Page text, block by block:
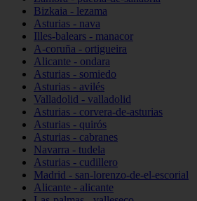
Bizkaia - lezama
Asturias - nava
Illes-balears - manacor
A-coruña - ortigueira
Alicante - ondara
Asturias - somiedo
Asturias - avilés
Valladolid - valladolid
Asturias - corvera-de-asturias
Asturias - quirós
Asturias - cabranes
Navarra - tudela
Asturias - cudillero
Madrid - san-lorenzo-de-el-escorial
Alicante - alicante